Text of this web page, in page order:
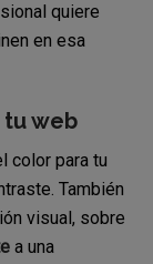
quiere
en esa
web
color para tu
También
visual, sobre
a una